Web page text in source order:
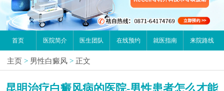
首页 医院简介 医生团队 在线预约 就医指南 来院路线
主页 > 男性白癜风 > 正文
昆明治疗白癜风病的医院-男性患者怎么才能